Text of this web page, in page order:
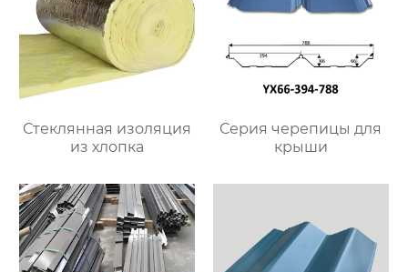
Стеклянная изоляция
из хлопка
Серия черепицы для
крыши